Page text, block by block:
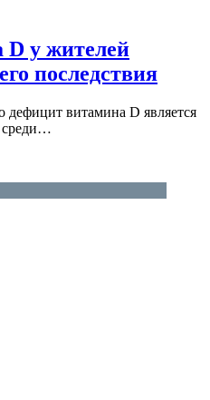
у жителей
последствия
дефицит витамина D является
среди…